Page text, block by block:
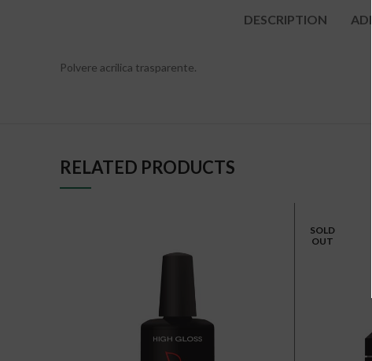
DESCRIPTION
Polvere acrilica trasparente.
RELATED PRODUCTS
SOLD
OUT